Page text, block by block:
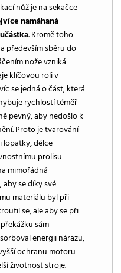
nůž je na sekačce
namáhaná
. Kromě toho
především sběru do
nože vzniká
klíčovou roli v
se jedná o část, která
rychlostí téměř
pevný, aby nedošlo k
Proto je tvarování
lopatky, délce
prolisu
mimořádná
se díky své
materiálu byl při
se, ale aby se při
sám
energii nárazu,
ochranu motoru
životnost stroje.